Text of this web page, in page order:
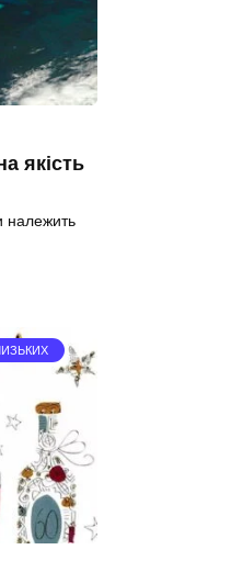
якість
належить